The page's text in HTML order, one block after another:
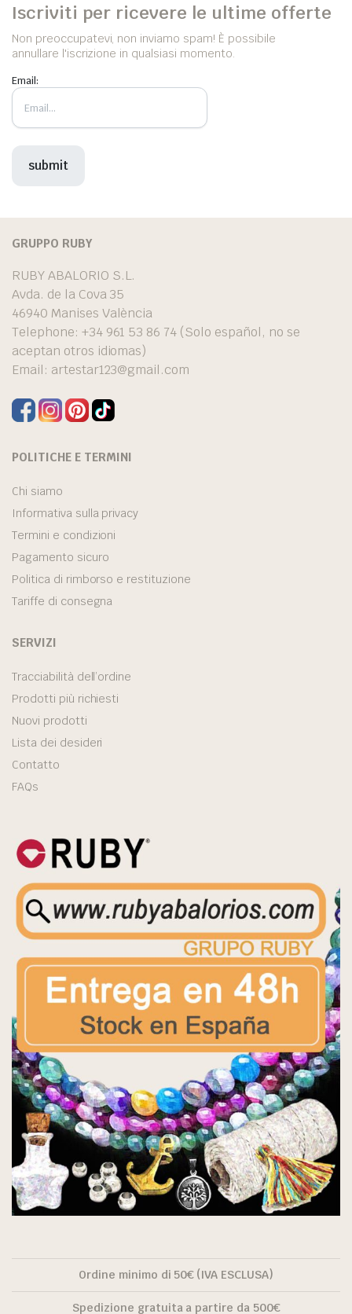
Iscriviti per ricevere le ultime offerte
Non preoccupatevi, non inviamo spam! È possibile
annullare l'iscrizione in qualsiasi momento.
Email:
GRUPPO RUBY
RUBY ABALORIO S.L.
Avda. de la Cova 35
46940 Manises València
Telephone: +34 961 53 86 74 (Solo español, no se
aceptan otros idiomas)
Email: artestar123@gmail.com
POLITICHE E TERMINI
Chi siamo
Informativa sulla privacy
Termini e condizioni
Pagamento sicuro
Politica di rimborso e restituzione
Tariffe di consegna
SERVIZI
Tracciabilità dell’ordine
Prodotti più richiesti
Nuovi prodotti
Lista dei desideri
Contatto
FAQs
Ordine minimo di 50€ (IVA ESCLUSA)
Spedizione gratuita a partire da 500€